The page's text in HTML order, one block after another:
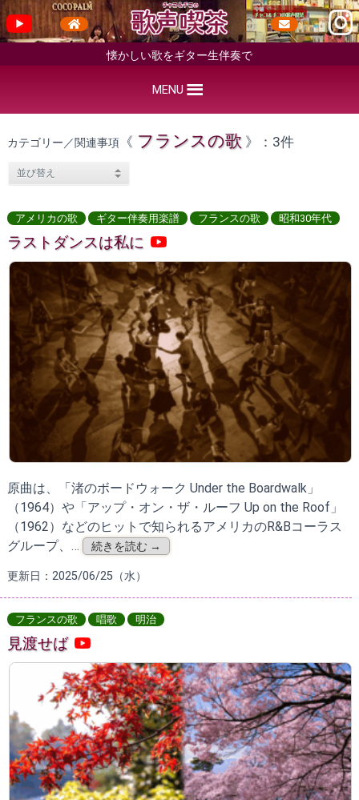
懐かしい歌をギター生伴奏で
MENU
カテゴリー／関連事項《 フランスの歌》：3件
アメリカの歌 ギター伴奏用楽譜 フランスの歌 昭和30年代
ラストダンスは私に
原曲は、「渚のボードウォーク Under the Boardwalk」
（1964）や「アップ・オン・ザ・ルーフ Up on the Roof」
（1962）などのヒットで知られるアメリカのR&Bコーラス
グループ、…
続きを読む →
更新日：2025/06/25（水）
フランスの歌 唱歌 明治
見渡せば